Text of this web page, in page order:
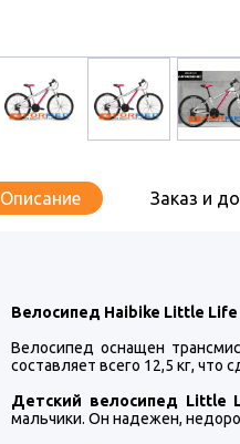
Описание Заказ и
Велосипед Haibike Little Life
Велосипед оснащен
составляет всего 12,5 кг,
Детский велосипед Little
мальчики. Он надежен,